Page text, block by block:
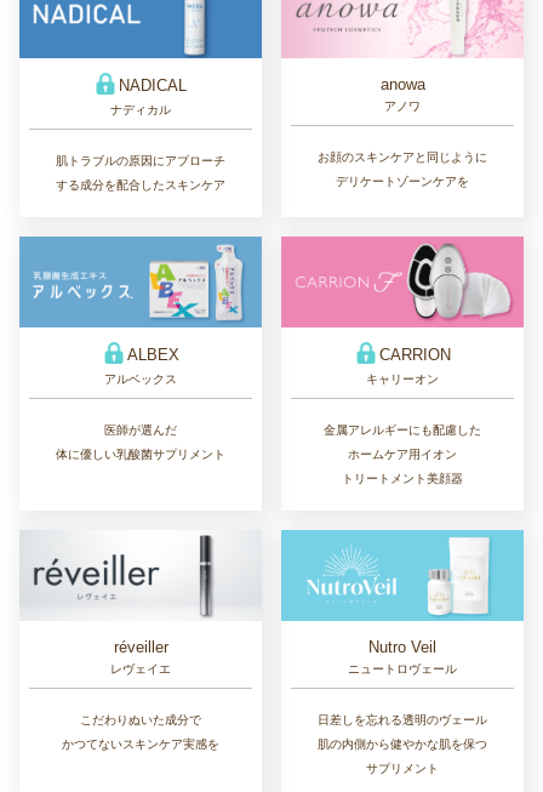
NADICAL
ナディカル
肌トラブルの原因にアプローチ
する成分を配合したスキンケア
anowa
アノワ
お顔のスキンケアと同じように
デリケートゾーンケアを
ALBEX
アルベックス
医師が選んだ
体に優しい乳酸菌サプリメント
CARRION
キャリーオン
金属アレルギーにも配慮した
ホームケア用イオン
トリートメント美顔器
réveiller
レヴェイエ
こだわりぬいた成分で
かつてないスキンケア実感を
Nutro Veil
ニュートロヴェール
日差しを忘れる透明のヴェール
肌の内側から健やかな肌を保つ
サプリメント